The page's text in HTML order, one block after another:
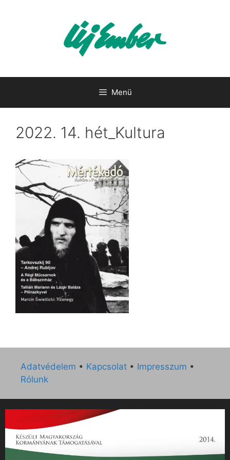
Menü
2022. 14. hét_Kultura
Adatvédelem • Kapcsolat • Impresszum •
Rólunk